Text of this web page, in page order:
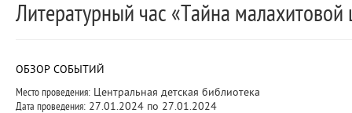
Литературный час «Тайна малахитовой
ОБЗОР СОБЫТИЙ
Место проведения: Центральная детская библиотека
Дата проведения: 27.01.2024 по 27.01.2024